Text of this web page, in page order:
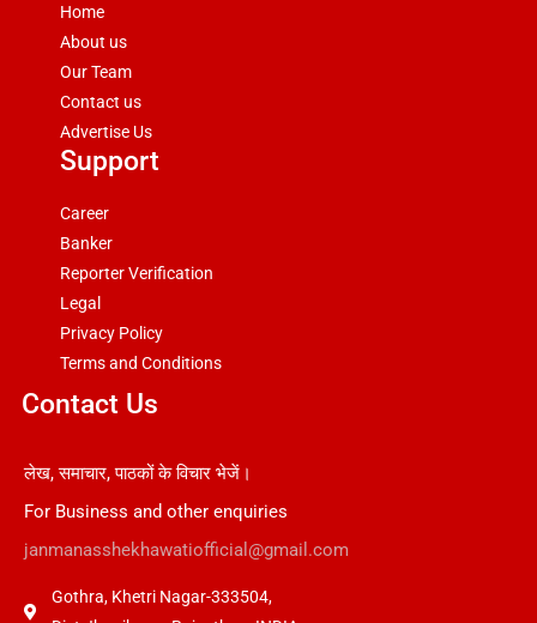
Home
About us
Our Team
Contact us
Advertise Us
Support
Career
Banker
Reporter Verification
Legal
Privacy Policy
Terms and Conditions
Contact Us
लेख, समाचार, पाठकों के विचार भेजें।
For Business and other enquiries
janmanasshekhawatiofficial@gmail.com
Gothra, Khetri Nagar-333504,